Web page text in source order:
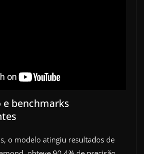
e benchmarks
o modelo atingiu resultados de